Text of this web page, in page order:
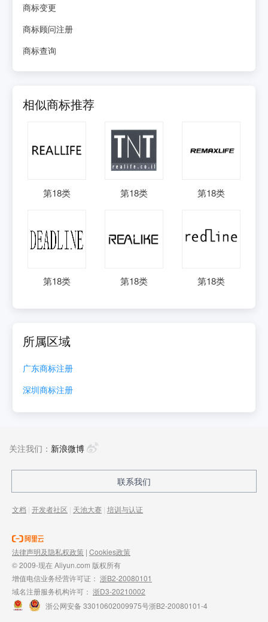
商标变更
商标顾问注册
商标查询
相似商标推荐
第18类 第18类 第18类
第18类 第18类 第18类
所属区域
广东商标注册
深圳商标注册